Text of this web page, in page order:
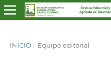
INICIO / Equipo editorial